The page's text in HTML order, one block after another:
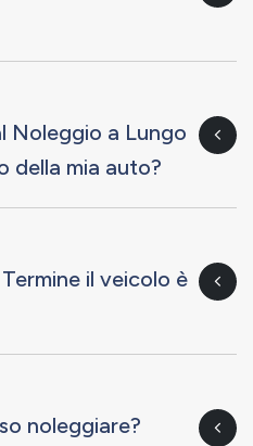
Noleggio a Lungo
della mia auto?
il veicolo è
noleggiare?